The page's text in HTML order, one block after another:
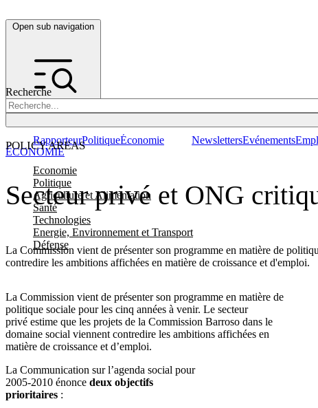
Open sub navigation
Recherche
POLICY AREAS
Economie
Politique
Agriculture et Alimentation
Santé
Technologies
Energie, Environnement et Transport
Défense
RapporteurPolitiqueÉconomie NewslettersEvénements
Secteur privé et ONG
La Commission vient de présenter son programme en matière de
contredire les ambitions affichées en matière de croissance et d'emploi.
ÉCONOMIE
La Commission vient de présenter son programme en matière de
politique sociale pour les cinq années à venir. Le secteur
privé estime que les projets de la Commission Barroso dans le
domaine social viennent contredire les ambitions affichées en
matière de croissance et d’emploi.
La Communication sur l’agenda social pour
2005-2010 énonce deux objectifs
prioritaires :